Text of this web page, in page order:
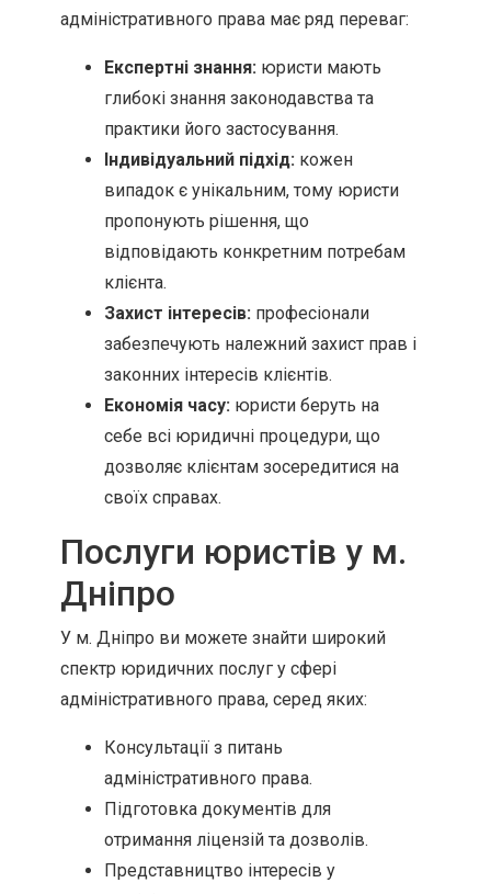
адміністративного права має ряд переваг:
Експертні знання: юристи мають
глибокі знання законодавства та
практики його застосування.
Індивідуальний підхід: кожен
випадок є унікальним, тому юристи
пропонують рішення, що
відповідають конкретним потребам
клієнта.
Захист інтересів: професіонали
забезпечують належний захист прав і
законних інтересів клієнтів.
Економія часу: юристи беруть на
себе всі юридичні процедури, що
дозволяє клієнтам зосередитися на
своїх справах.
Послуги юристів у м.
Дніпро
У м. Дніпро ви можете знайти широкий
спектр юридичних послуг у сфері
адміністративного права, серед яких:
Консультації з питань
адміністративного права.
Підготовка документів для
отримання ліцензій та дозволів.
Представництво інтересів у